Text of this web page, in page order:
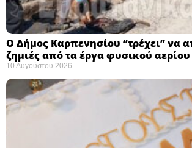
Ο Δήμος Καρπενησίου “τρέχει” να
ζημιές από τα έργα φυσικού αερίου
10 Αυγούστου 2026